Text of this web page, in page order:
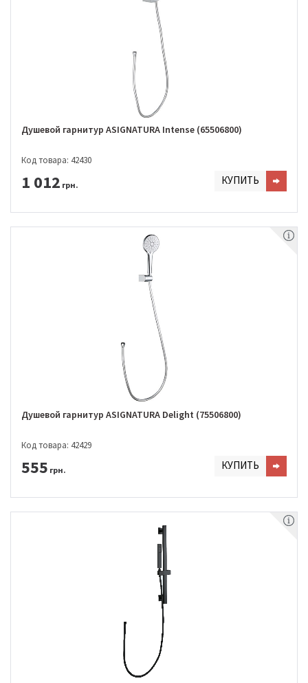
Душевой гарнитур ASIGNATURA Intense (65506800)
Код товара: 42430
1 012 грн. КУПИТЬ
Душевой гарнитур ASIGNATURA Delight (75506800)
Код товара: 42429
555 грн. КУПИТЬ